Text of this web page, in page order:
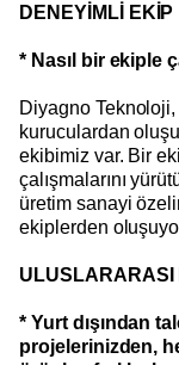
DENEYİMLİ EKİP
* Nasıl bir ekiple
Diyagno
kuruculardan
ekibimiz var. Bir
çalışmalarını
üretim sanayi
ekiplerden
ULUSLARARASI
* Yurt dışından
projelerinizden,